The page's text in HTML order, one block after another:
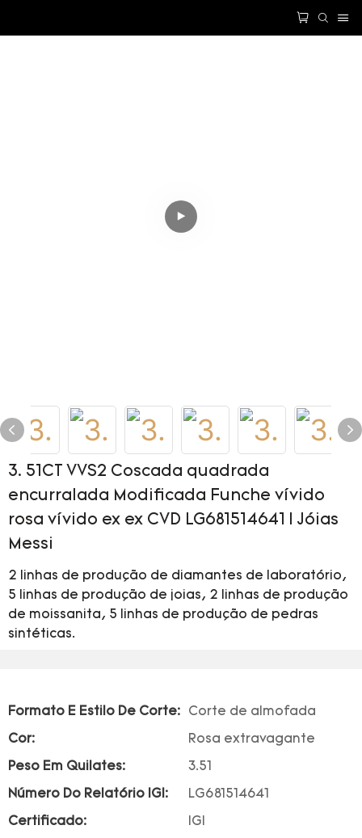
3. 51CT VVS2 Coscada quadrada
encurralada Modificada Funche vívido
rosa vívido ex ex CVD LG681514641 | Jóias
Messi
2 linhas de produção de diamantes de laboratório,
5 linhas de produção de joias, 2 linhas de produção
de moissanita, 5 linhas de produção de pedras
sintéticas.
Formato E Estilo De Corte: Corte de almofada
Cor: Rosa extravagante
Peso Em Quilates: 3.51
Número Do Relatório IGI: LG681514641
Certificado: IGI